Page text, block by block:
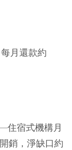
月還款約
住宿式機構月
銷，淨缺口約